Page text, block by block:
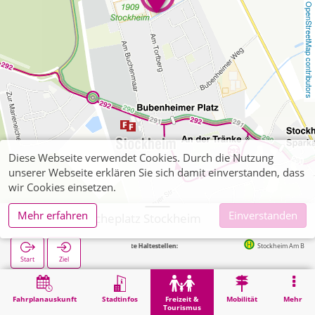
OpenStreetMap contributors
Fahrplanauskunft Stadtinfos
Freizeit &
Tourismus
Mobilität Mehr
Kreuzau, Ascheplatz Stockheim
Start Ziel
Nächste Haltestellen: Stockheim Am Burgholz in
Freizeit & Tourismus Kreuzau, Ascheplatz Stockheim
Diese Webseite verwendet Cookies. Durch die Nutzung
unserer Webseite erklären Sie sich damit einverstanden, dass
wir Cookies einsetzen.
Mehr erfahren
Einverstanden